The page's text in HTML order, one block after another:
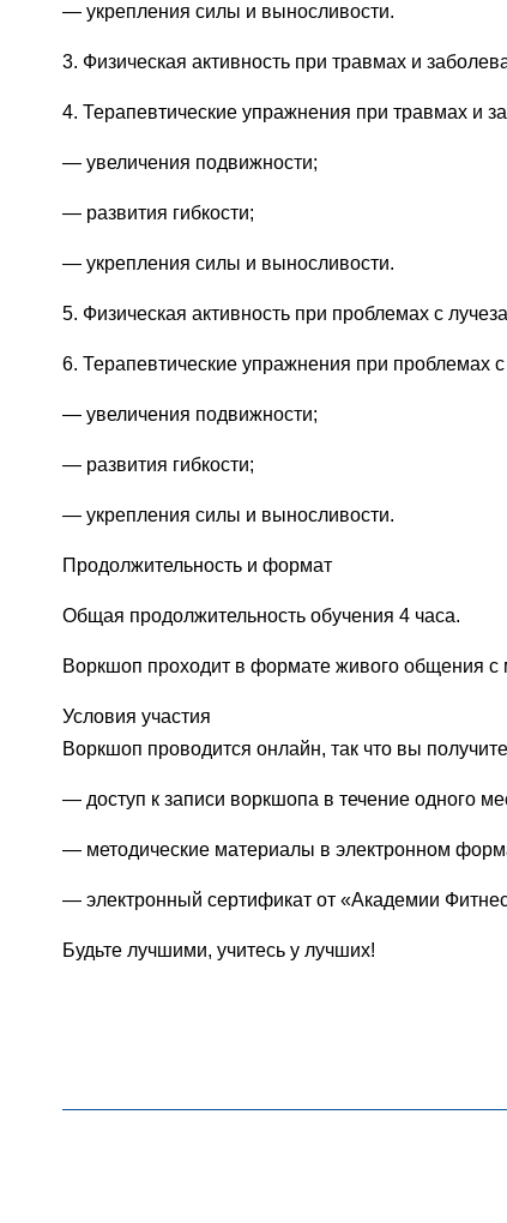
— укрепления силы и выносливости.
3. Физическая активность при травмах и
4. Терапевтические упражнения при травмах и
— увеличения подвижности;
— развития гибкости;
— укрепления силы и выносливости.
5. Физическая активность при проблемах с
6. Терапевтические упражнения при проблемах
— увеличения подвижности;
— развития гибкости;
— укрепления силы и выносливости.
Продолжительность и формат
Общая продолжительность обучения 4 часа.
Воркшоп проходит в формате живого общения с
Условия участия
Воркшоп проводится онлайн, так что вы
— доступ к записи воркшопа в течение одного
— методические материалы в электронном
— электронный сертификат от «Академии
Будьте лучшими, учитесь у лучших!